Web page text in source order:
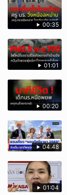
00:35
01:01
00:20
04:48
01:04